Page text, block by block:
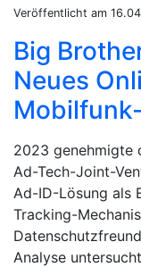
Veröffentlicht am
Big
Neues
2023 genehmigte
Ad-Tech-Joint-
Ad-ID-Lösung als
Tracking-
Analyse